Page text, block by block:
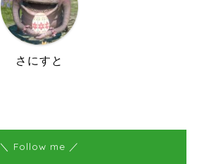
さにすと
＼ Follow me ／